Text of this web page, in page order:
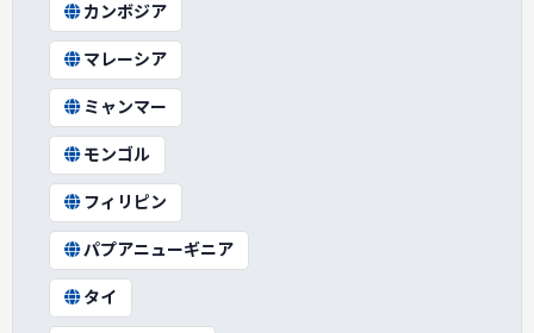
カンボジア
マレーシア
ミャンマー
モンゴル
フィリピン
パプアニューギニア
タイ